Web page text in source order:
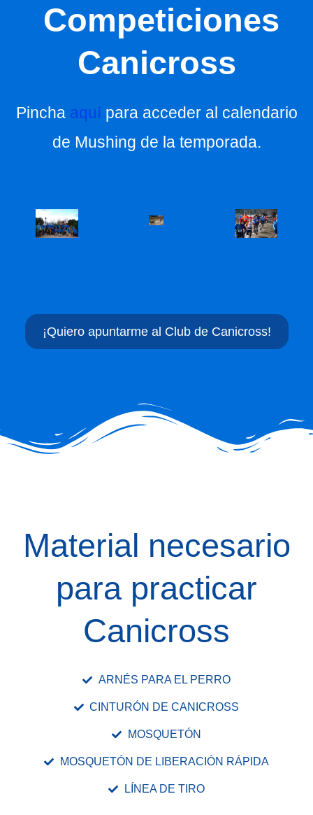
Competiciones
Canicross
Pincha aquípara acceder al calendario
de Mushing de la temporada.
¡Quiero apuntarme al Club de Canicross!
Material necesario
para practicar
Canicross
ARNÉS PARA EL PERRO
CINTURÓN DE CANICROSS
MOSQUETÓN
MOSQUETÓN DE LIBERACIÓN RÁPIDA
LÍNEA DE TIRO